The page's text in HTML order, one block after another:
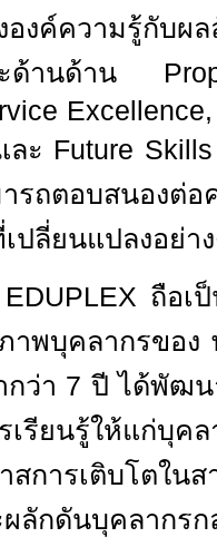
องค์ความรู้กับผ
ะด้านด้าน
ละ Future
รถตอบสนองต่อ
ปลี่ยนแปลงอย่า
ถือเ
าพบุคลากรของ
กว่า 7 ปี ได้พัฒน
เรียนรู้ให้แก่บุค
สการเติบโตใน
ผลักดันบุคลากร